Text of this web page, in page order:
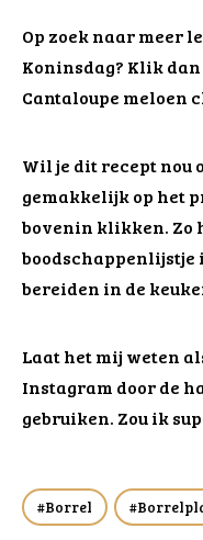
Op zoek naar meer
Koninsdag? Klik dan
Cantaloupe meloen
Wil je dit recept nou
gemakkelijk op het
bovenin klikken. Zo
boodschappenlijstje
bereiden in de
Laat het mij weten
Instagram door de
gebruiken. Zou ik
Borrel